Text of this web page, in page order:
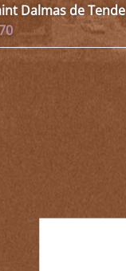
Dalmas de Tende